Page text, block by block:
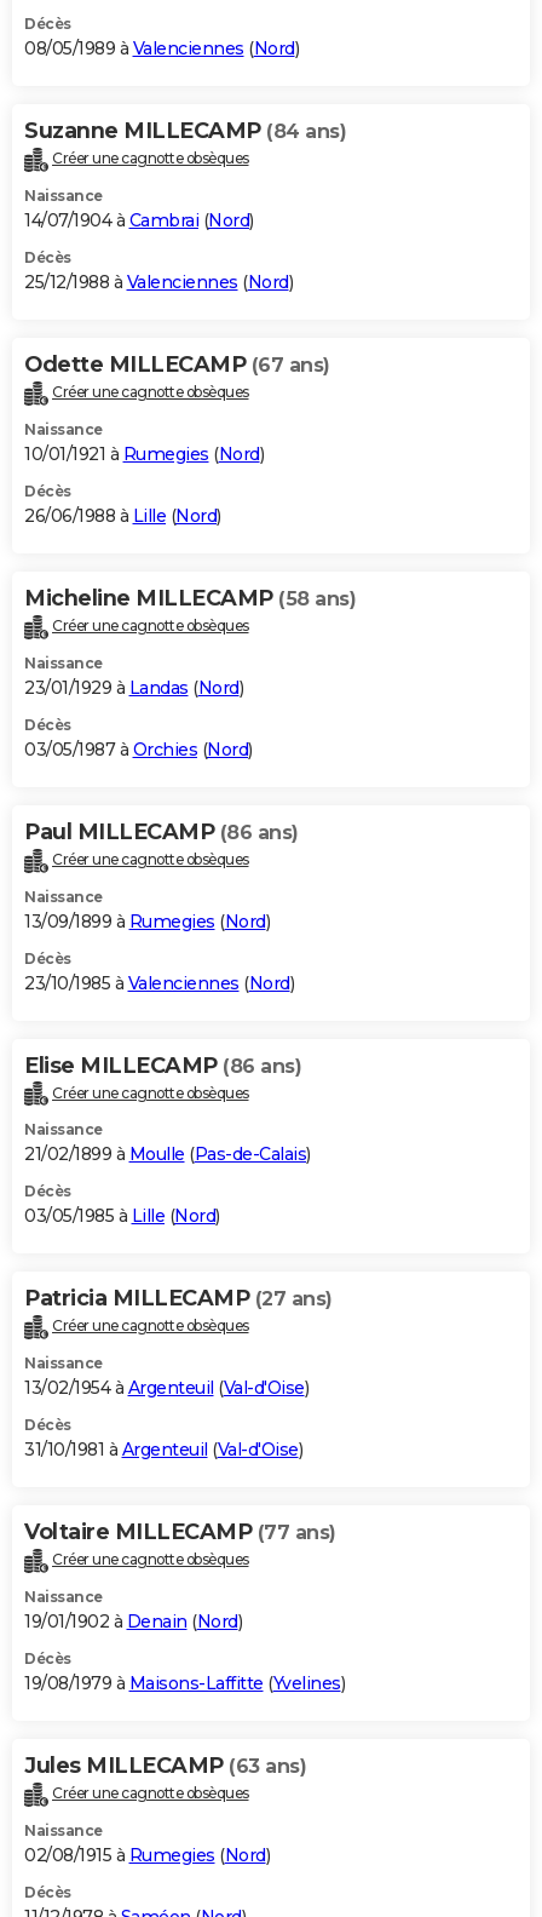
Décès
08/05/1989 à Valenciennes (Nord)
Suzanne MILLECAMP (84 ans)
Créer une cagnotte obsèques
Naissance
14/07/1904 à Cambrai (Nord)
Décès
25/12/1988 à Valenciennes (Nord)
Odette MILLECAMP (67 ans)
Créer une cagnotte obsèques
Naissance
10/01/1921 à Rumegies (Nord)
Décès
26/06/1988 à Lille (Nord)
Micheline MILLECAMP (58 ans)
Créer une cagnotte obsèques
Naissance
23/01/1929 à Landas (Nord)
Décès
03/05/1987 à Orchies (Nord)
Paul MILLECAMP (86 ans)
Créer une cagnotte obsèques
Naissance
13/09/1899 à Rumegies (Nord)
Décès
23/10/1985 à Valenciennes (Nord)
Elise MILLECAMP (86 ans)
Créer une cagnotte obsèques
Naissance
21/02/1899 à Moulle (Pas-de-Calais)
Décès
03/05/1985 à Lille (Nord)
Patricia MILLECAMP (27 ans)
Créer une cagnotte obsèques
Naissance
13/02/1954 à Argenteuil (Val-d'Oise)
Décès
31/10/1981 à Argenteuil (Val-d'Oise)
Voltaire MILLECAMP (77 ans)
Créer une cagnotte obsèques
Naissance
19/01/1902 à Denain (Nord)
Décès
19/08/1979 à Maisons-Laffitte (Yvelines)
Jules MILLECAMP (63 ans)
Créer une cagnotte obsèques
Naissance
02/08/1915 à Rumegies (Nord)
Décès